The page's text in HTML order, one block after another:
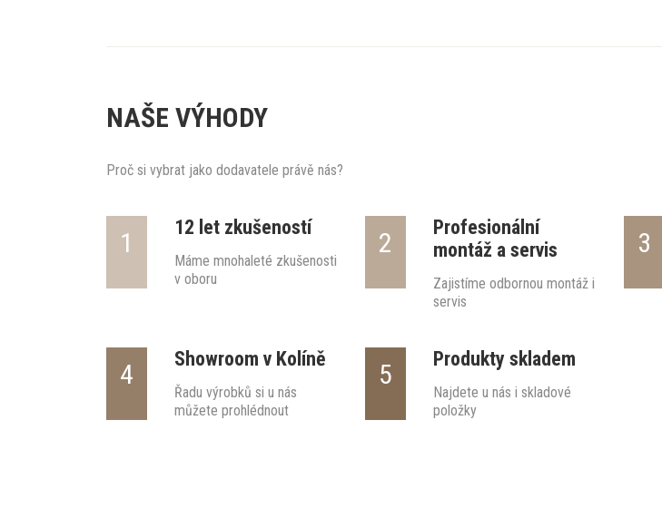
NAŠE VÝHODY
Proč si vybrat jako dodavatele právě nás?
1 12 let zkušeností
Máme mnohaleté zkušenosti
v oboru
2
Profesionální
montáž a servis
Zajistíme odbornou montáž i
servis
3
4 Showroom v Kolíně
Řadu výrobků si u nás
můžete prohlédnout
5 Produkty skladem
Najdete u nás i skladové
položky